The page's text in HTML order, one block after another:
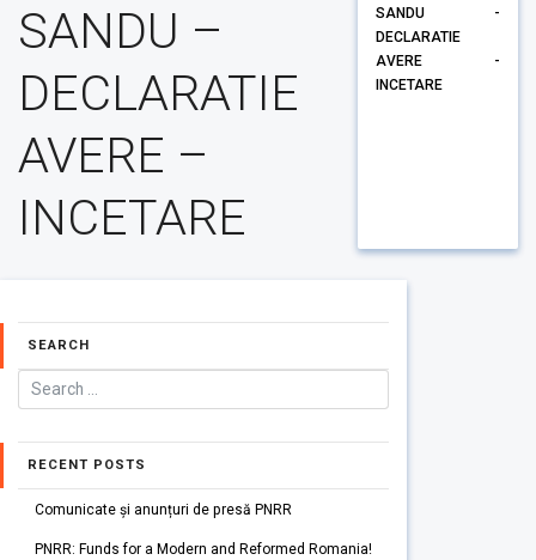
SANDU –
DECLARATIE
AVERE –
INCETARE
SANDU -
DECLARATIE
AVERE -
INCETARE
SEARCH
RECENT POSTS
Comunicate și anunțuri de presă PNRR
PNRR: Funds for a Modern and Reformed Romania!